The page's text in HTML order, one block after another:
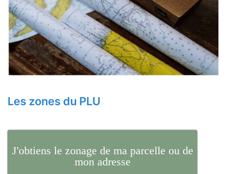
Les zones du PLU
J'obtiens le zonage de ma parcelle ou de
mon adresse